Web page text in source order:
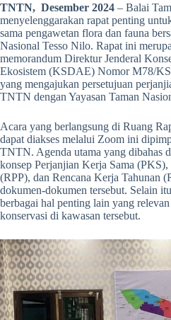
TNTN, Desember 2024 – Balai
menyelenggarakan rapat penting
sama pengawetan flora dan fauna
Nasional Tesso Nilo. Rapat ini
memorandum Direktur Jenderal
Ekosistem (KSDAE) Nomor M78/
yang mengajukan persetujuan
TNTN dengan Yayasan Taman
Acara yang berlangsung di Ruang
dapat diakses melalui Zoom ini
TNTN. Agenda utama yang dibahas
konsep Perjanjian Kerja Sama
(RPP), dan Rencana Kerja Tahunan
dokumen-dokumen tersebut. Selain
berbagai hal penting lain yang
konservasi di kawasan tersebut.